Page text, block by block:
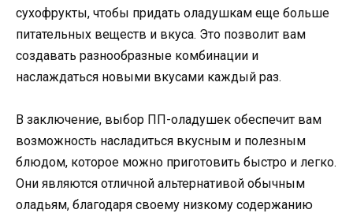
сухофрукты, чтобы придать оладушкам еще больше
питательных веществ и вкуса. Это позволит вам
создавать разнообразные комбинации и
наслаждаться новыми вкусами каждый раз.
В заключение, выбор ПП-оладушек обеспечит вам
возможность насладиться вкусным и полезным
блюдом, которое можно приготовить быстро и легко.
Они являются отличной альтернативой обычным
оладьям, благодаря своему низкому содержанию